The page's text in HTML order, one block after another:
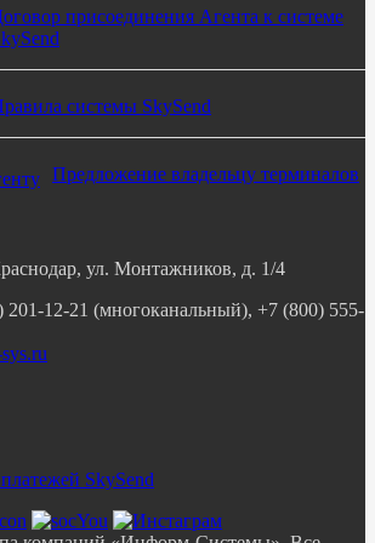
присоединения Агента к системе
системы SkySend
Предложение владельцу терминалов
ул. Монтажников, д. 1/4
201-12-21 (многоканальный), +7 (800) 555-